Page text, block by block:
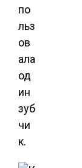
по
льз
ов
ала
од
ин
зуб
чи
к.